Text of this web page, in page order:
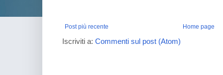
Post più recente Home page
Iscriviti a: Commenti sul post (Atom)